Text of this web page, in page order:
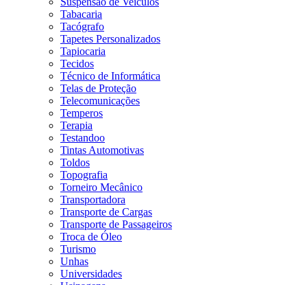
Tabacaria
Tacógrafo
Tapetes Personalizados
Tapiocaria
Tecidos
Técnico de Informática
Telas de Proteção
Telecomunicações
Temperos
Terapia
Testandoo
Tintas Automotivas
Toldos
Topografia
Torneiro Mecânico
Transportadora
Transporte de Cargas
Transporte de Passageiros
Troca de Óleo
Turismo
Unhas
Universidades